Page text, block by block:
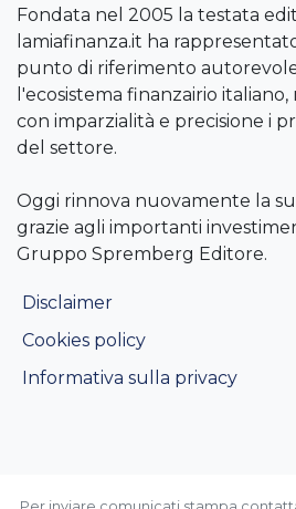
Fondata nel 2005 la testata
lamiafinanza.it ha
punto di riferimento
l'ecosistema finanzairio
con imparzialità e precisione i
del settore.
Oggi rinnova nuovamente la
grazie agli importanti
Gruppo Spremberg Editore.
Disclaimer
Cookies policy
Informativa sulla privacy